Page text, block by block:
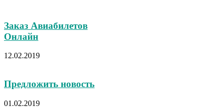
Заказ Авиабилетов
Онлайн
12.02.2019
Предложить новость
01.02.2019